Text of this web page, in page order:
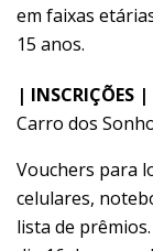
em faixas
15 anos.
| INSCRIÇÕES |
Carro dos
Vouchers para
celulares,
lista de